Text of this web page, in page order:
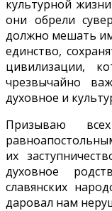
культурной
они обрели
должно мешать
единство,
цивилизации,
чрезвычайно
духовное и
Призываю
их
духовное
славянских
даровал нам